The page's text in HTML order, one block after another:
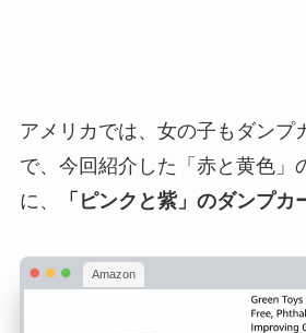
アメリカでは、女の子もダンプ
で、今回紹介した「赤と黄色」
に、
「ピンクと紫」のダンプカ
Amazon